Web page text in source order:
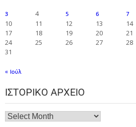
3 4 5 6 7
10
11 12 13 14
17
18 19 20 21
24
25 26 27 28
31
« Ιούλ
ΙΣΤΟΡΙΚΌ ΑΡΧΕΊΟ